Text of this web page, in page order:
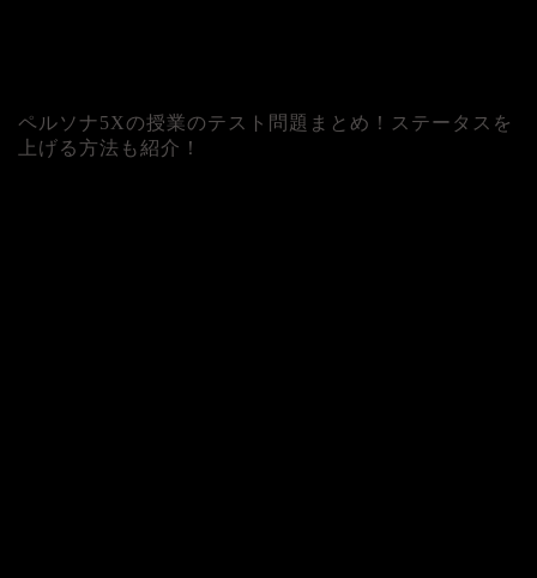
ペルソナ5Xの授業のテスト問題まとめ！ステータスを
上げる方法も紹介！